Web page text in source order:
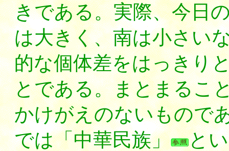
きである。実際、今日
は大きく、南は小さい
的な個体差をはっきり
とである。まとまるこ
かけがえのないもので
では「中華民族」
と